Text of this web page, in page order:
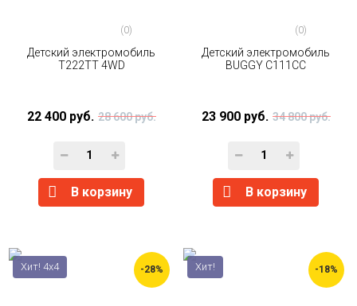
(0)
Детский электромобиль
Т222ТТ 4WD
22 400 руб. 28 600 руб.
В корзину
(0)
Детский электромобиль
BUGGY С111СС
23 900 руб. 34 800 руб.
В корзину
Хит! 4x4 -28% Хит! -18%